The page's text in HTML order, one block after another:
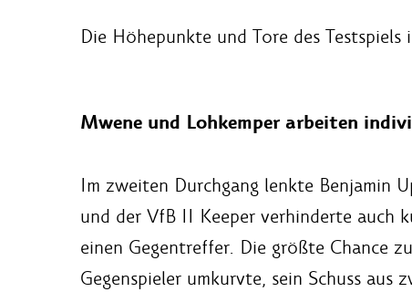
Die Höhepunkte und Tore des Testspiels
Mwene und Lohkemper arbeiten
Im zweiten Durchgang lenkte Benjamin
und der VfB II Keeper verhinderte auch
einen Gegentreffer. Die größte Chance
Gegenspieler umkurvte, sein Schuss